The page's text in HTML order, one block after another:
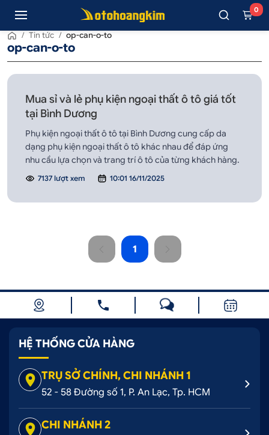
0
/ Tin tức / op-can-o-to
op-can-o-to
Mua sỉ và lẻ phụ kiện ngoại thất ô tô giá tốt
tại Bình Dương
Phụ kiện ngoại thất ô tô tại Bình Dương cung cấp da
dạng phụ kiện ngoại thất ô tô khác nhau để đáp ứng
nhu cầu lựa chọn và trang trí ô tô của từng khách hàng.
7137 lượt xem 10:01 16/11/2025
1
HỆ THỐNG CỬA HÀNG
TRỤ SỞ CHÍNH, CHI NHÁNH 1
52 - 58 Đường số 1, P. An Lạc, Tp. HCM
CHI NHÁNH 2